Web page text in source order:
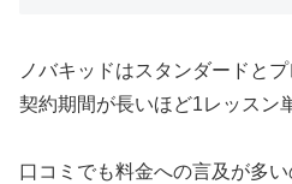
ノバキッドはスタンダードと
契約期間が長いほど1レッスン
口コミでも料金への言及が多